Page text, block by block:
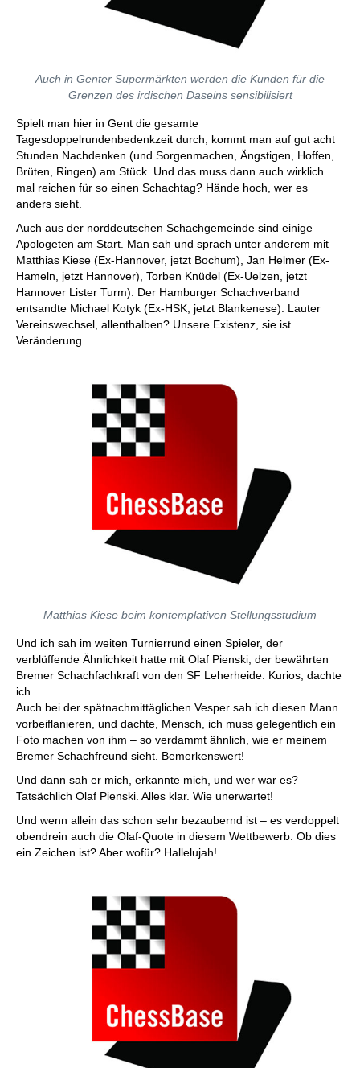
Auch in Genter Supermärkten werden die Kunden für die
Grenzen des irdischen Daseins sensibilisiert
Spielt man hier in Gent die gesamte
Tagesdoppelrundenbedenkzeit durch, kommt man auf gut acht
Stunden Nachdenken (und Sorgenmachen, Ängstigen, Hoffen,
Brüten, Ringen) am Stück. Und das muss dann auch wirklich
mal reichen für so einen Schachtag? Hände hoch, wer es
anders sieht.
Auch aus der norddeutschen Schachgemeinde sind einige
Apologeten am Start. Man sah und sprach unter anderem mit
Matthias Kiese (Ex-Hannover, jetzt Bochum), Jan Helmer (Ex-
Hameln, jetzt Hannover), Torben Knüdel (Ex-Uelzen, jetzt
Hannover Lister Turm). Der Hamburger Schachverband
entsandte Michael Kotyk (Ex-HSK, jetzt Blankenese). Lauter
Vereinswechsel, allenthalben? Unsere Existenz, sie ist
Veränderung.
Matthias Kiese beim kontemplativen Stellungsstudium
Und ich sah im weiten Turnierrund einen Spieler, der
verblüffende Ähnlichkeit hatte mit Olaf Pienski, der bewährten
Bremer Schachfachkraft von den SF Leherheide. Kurios, dachte
ich.
Auch bei der spätnachmittäglichen Vesper sah ich diesen Mann
vorbeiflanieren, und dachte, Mensch, ich muss gelegentlich ein
Foto machen von ihm – so verdammt ähnlich, wie er meinem
Bremer Schachfreund sieht. Bemerkenswert!
Und dann sah er mich, erkannte mich, und wer war es?
Tatsächlich Olaf Pienski. Alles klar. Wie unerwartet!
Und wenn allein das schon sehr bezaubernd ist – es verdoppelt
obendrein auch die Olaf-Quote in diesem Wettbewerb. Ob dies
ein Zeichen ist? Aber wofür? Hallelujah!